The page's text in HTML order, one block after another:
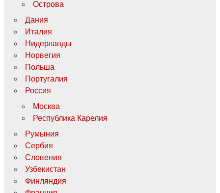
Острова
Дания
Италия
Нидерланды
Норвегия
Польша
Португалия
Россия
Москва
Республика Карелия
Румыния
Сербия
Словения
Узбекистан
Финляндия